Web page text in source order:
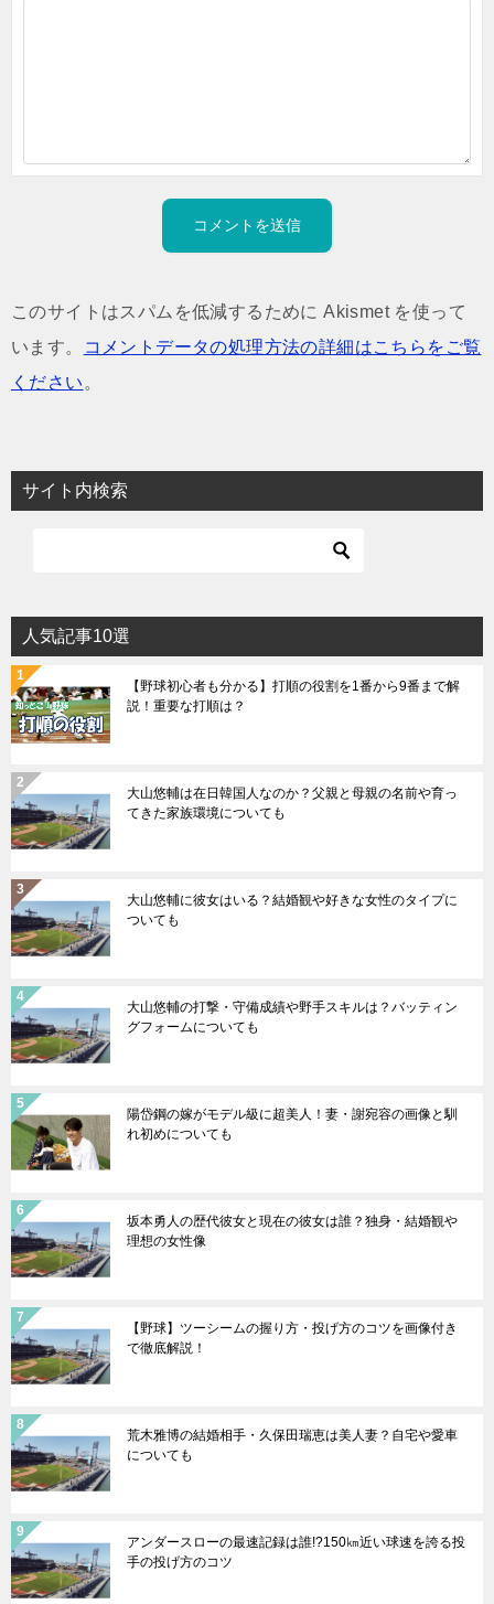
このサイトはスパムを低減するために Akismet を使って
います。
コメントデータの処理方法の詳細はこちらをご覧
ください 。
サイト内検索
人気記事10選
【野球初心者も分かる】打順の役割を1番から9番まで解
説！重要な打順は？
大山悠輔は在日韓国人なのか？父親と母親の名前や育っ
てきた家族環境についても
大山悠輔に彼女はいる？結婚観や好きな女性のタイプに
ついても
大山悠輔の打撃・守備成績や野手スキルは？バッティン
グフォームについても
陽岱鋼の嫁がモデル級に超美人！妻・謝宛容の画像と馴
れ初めについても
坂本勇人の歴代彼女と現在の彼女は誰？独身・結婚観や
理想の女性像
【野球】ツーシームの握り方・投げ方のコツを画像付き
で徹底解説！
荒木雅博の結婚相手・久保田瑞恵は美人妻？自宅や愛車
についても
アンダースローの最速記録は誰!?150㎞近い球速を誇る投
手の投げ方のコツ